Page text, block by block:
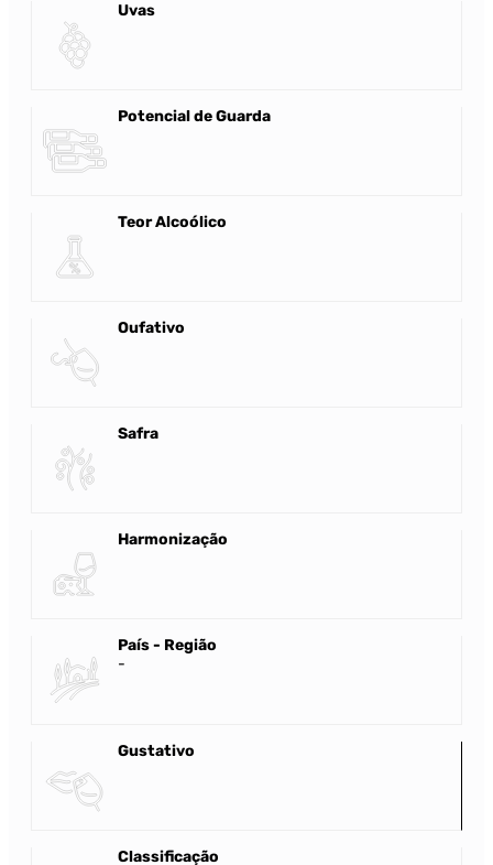
Uvas
Potencial de Guarda
Teor Alcoólico
Oufativo
Safra
Harmonização
País - Região
-
Gustativo
Classificação